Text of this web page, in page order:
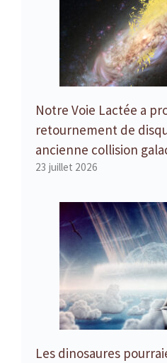
Notre Voie Lactée a
retournement de
ancienne collision
23 juillet 2026
Les dinosaures